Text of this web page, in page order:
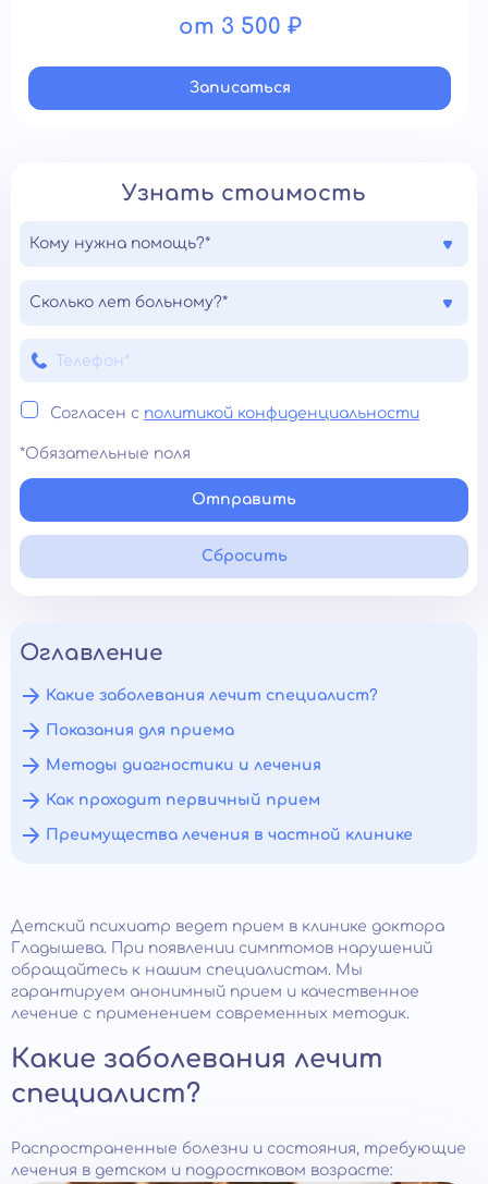
от 3 500 ₽
Записатьcя
Узнать стоимость
Кому нужна помощь?*
Сколько лет больному?*
Согласен с политикой конфиденциальности
*Обязательные поля
Отправить
Сбросить
Оглавление
Какие заболевания лечит специалист?
Показания для приема
Методы диагностики и лечения
Как проходит первичный прием
Преимущества лечения в частной клинике
Детский психиатр ведет прием в клинике доктора
Гладышева. При появлении симптомов нарушений
обращайтесь к нашим специалистам. Мы
гарантируем анонимный прием и качественное
лечение с применением современных методик.
Какие заболевания лечит
специалист?
Распространенные болезни и состояния, требующие
лечения в детском и подростковом возрасте: